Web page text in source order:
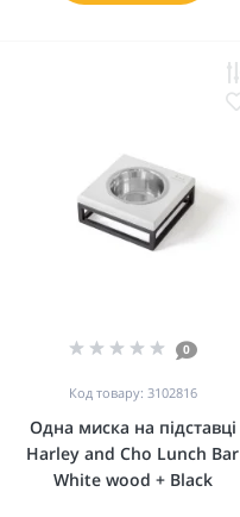
0
Код товару: 3102816
Одна миска на підставці
Harley and Cho Lunch Bar
White wood + Black